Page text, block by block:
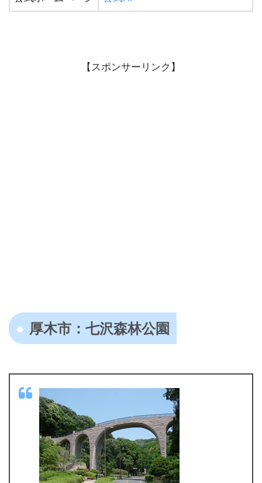
【スポンサーリンク】
厚木市：七沢森林公園